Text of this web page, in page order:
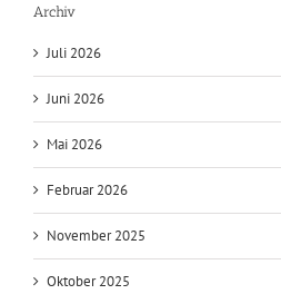
Archiv
Juli 2026
Juni 2026
Mai 2026
Februar 2026
November 2025
Oktober 2025